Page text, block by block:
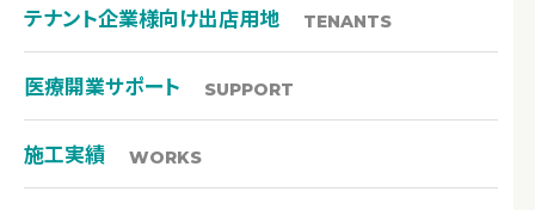
テナント企業様向け出店用地 TENANTS
医療開業サポート SUPPORT
施工実績 WORKS